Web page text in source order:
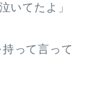
いてたよ」
って言って